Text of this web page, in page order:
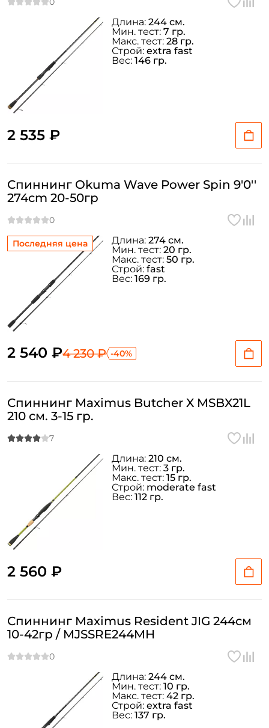
2 535 ₽
Длина: 244 см.
Мин. тест: 7 гр.
Макс. тест: 28 гр.
Строй: extra fast
Вес: 146 гр.
Последняя цена
Спиннинг Okuma Wave Power Spin 9'0''
274cm 20-50гр
2 540 ₽4 230 ₽ -40%
Длина: 274 см.
Мин. тест: 20 гр.
Макс. тест: 50 гр.
Строй: fast
Вес: 169 гр.
Спиннинг Maximus Butcher X MSBX21L
210 см. 3-15 гр.
2 560 ₽
Длина: 210 см.
Мин. тест: 3 гр.
Макс. тест: 15 гр.
Строй: moderate fast
Вес: 112 гр.
Спиннинг Maximus Resident JIG 244см
10-42гр / MJSSRE244MH
Длина: 244 см.
Мин. тест: 10 гр.
Макс. тест: 42 гр.
Строй: extra fast
Вес: 137 гр.